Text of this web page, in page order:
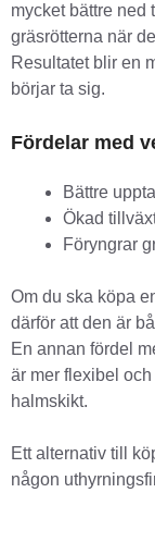
mycket bättre ned
gräsrötterna när
Resultatet blir en
börjar ta sig.
Fördelar med
Bättre
Ökad
Föryngrar
Om du ska köpa
därför att den är
En annan fördel
är mer flexibel
halmskikt.
Ett alternativ till
någon